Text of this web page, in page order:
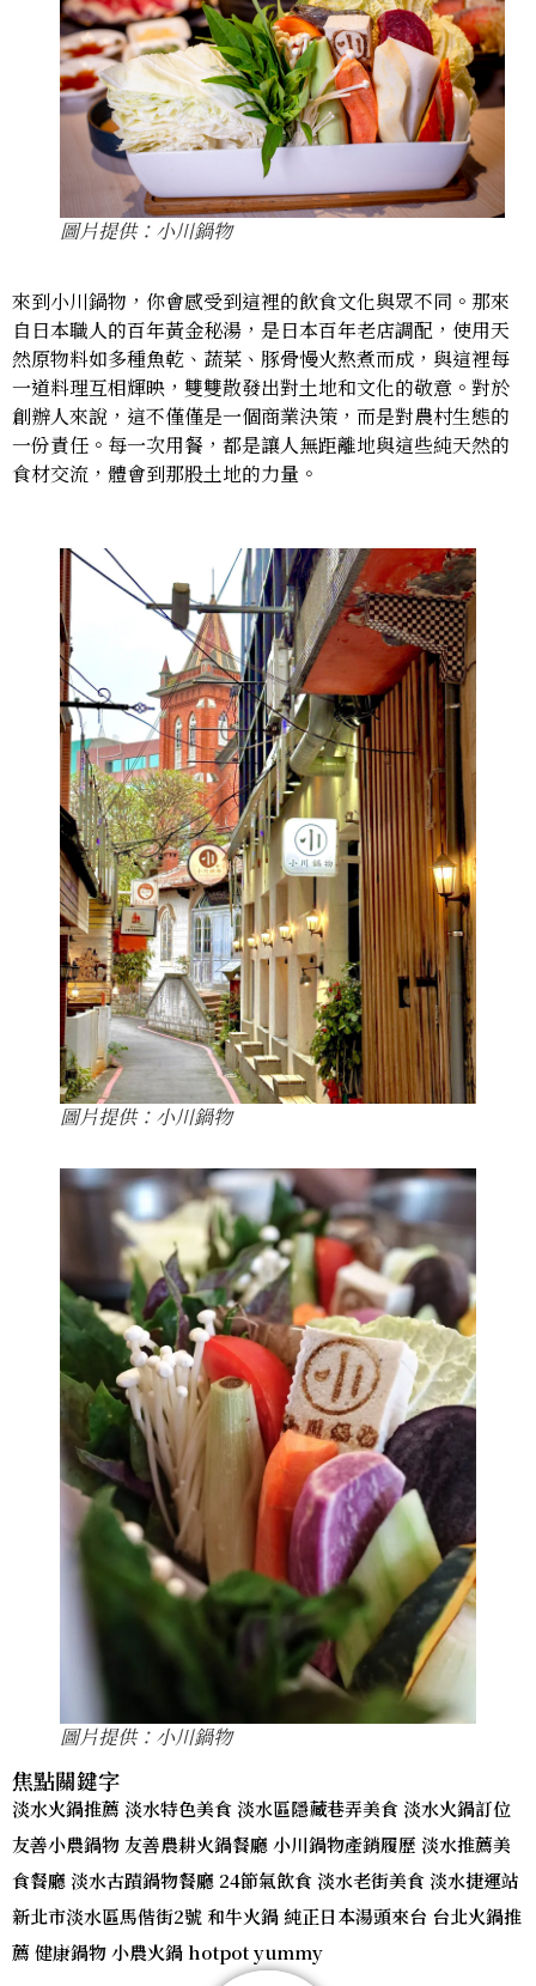
圖片提供：小川鍋物
來到小川鍋物，你會感受到這裡的飲食文化與眾不同。那來
自日本職人的百年黃金秘湯，是日本百年老店調配，使用天
然原物料如多種魚乾、蔬菜、豚骨慢火熬煮而成，與這裡每
一道料理互相輝映，雙雙散發出對土地和文化的敬意。對於
創辦人來說，這不僅僅是一個商業決策，而是對農村生態的
一份責任。每一次用餐，都是讓人無距離地與這些純天然的
食材交流，體會到那股土地的力量。
圖片提供：小川鍋物
圖片提供：小川鍋物
焦點關鍵字
淡水火鍋推薦 淡水特色美食 淡水區隱藏巷弄美食 淡水火鍋訂位
友善小農鍋物 友善農耕火鍋餐廳 小川鍋物產銷履歷 淡水推薦美
食餐廳 淡水古蹟鍋物餐廳 24節氣飲食 淡水老街美食 淡水捷運站
新北市淡水區馬偕街2號 和牛火鍋 純正日本湯頭來台 台北火鍋推
薦 健康鍋物 小農火鍋 hotpot yummy